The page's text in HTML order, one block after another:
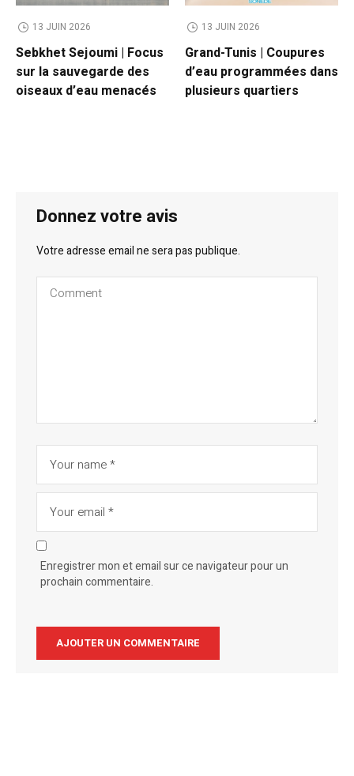
13 JUIN 2026
Sebkhet Sejoumi | Focus
sur la sauvegarde des
oiseaux d’eau menacés
13 JUIN 2026
Grand-Tunis | Coupures
d’eau programmées dans
plusieurs quartiers
Donnez votre avis
Votre adresse email ne sera pas publique.
Enregistrer mon et email sur ce navigateur pour un
prochain commentaire.